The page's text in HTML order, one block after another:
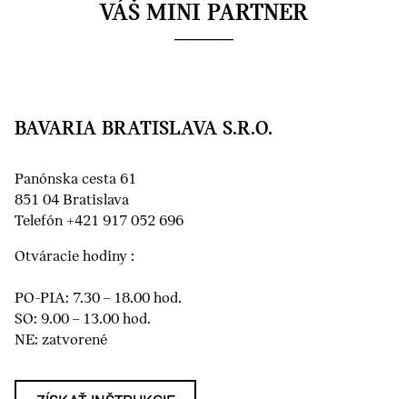
VÁŠ MINI PARTNER
BAVARIA BRATISLAVA S.R.O.
Panónska cesta 61
851 04 Bratislava
Telefón +421 917 052 696
Otváracie hodiny :
PO-PIA: 7.30 – 18.00 hod.
SO: 9.00 – 13.00 hod.
NE: zatvorené